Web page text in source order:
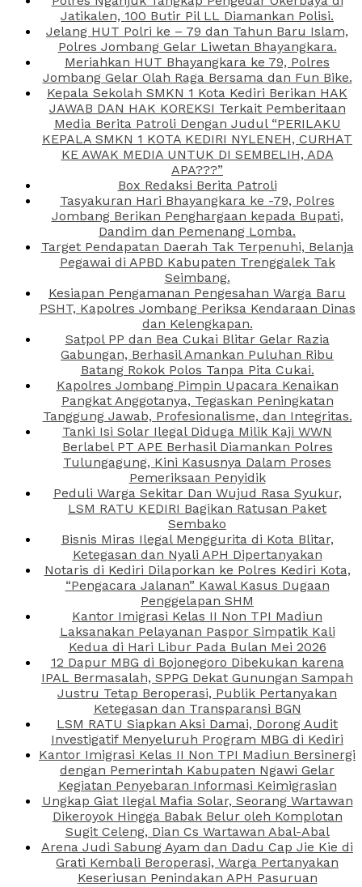
Jatikalen, 100 Butir Pil LL Diamankan Polisi.
Jelang HUT Polri ke – 79 dan Tahun Baru Islam,
Polres Jombang Gelar Liwetan Bhayangkara.
Meriahkan HUT Bhayangkara ke 79, Polres
Jombang Gelar Olah Raga Bersama dan Fun Bike.
Kepala Sekolah SMKN 1 Kota Kediri Berikan HAK
JAWAB DAN HAK KOREKSI Terkait Pemberitaan
Media Berita Patroli Dengan Judul “PERILAKU
KEPALA SMKN 1 KOTA KEDIRI NYLENEH, CURHAT
KE AWAK MEDIA UNTUK DI SEMBELIH, ADA
APA???”
Box Redaksi Berita Patroli
Tasyakuran Hari Bhayangkara ke -79, Polres
Jombang Berikan Penghargaan kepada Bupati,
Dandim dan Pemenang Lomba.
Target Pendapatan Daerah Tak Terpenuhi, Belanja
Pegawai di APBD Kabupaten Trenggalek Tak
Seimbang.
Kesiapan Pengamanan Pengesahan Warga Baru
PSHT, Kapolres Jombang Periksa Kendaraan Dinas
dan Kelengkapan.
Satpol PP dan Bea Cukai Blitar Gelar Razia
Gabungan, Berhasil Amankan Puluhan Ribu
Batang Rokok Polos Tanpa Pita Cukai.
Kapolres Jombang Pimpin Upacara Kenaikan
Pangkat Anggotanya, Tegaskan Peningkatan
Tanggung Jawab, Profesionalisme, dan Integritas.
Tanki Isi Solar Ilegal Diduga Milik Kaji WWN
Berlabel PT APE Berhasil Diamankan Polres
Tulungagung, Kini Kasusnya Dalam Proses
Pemeriksaan Penyidik
Peduli Warga Sekitar Dan Wujud Rasa Syukur,
LSM RATU KEDIRI Bagikan Ratusan Paket
Sembako
Bisnis Miras Ilegal Menggurita di Kota Blitar,
Ketegasan dan Nyali APH Dipertanyakan
Notaris di Kediri Dilaporkan ke Polres Kediri Kota,
“Pengacara Jalanan” Kawal Kasus Dugaan
Penggelapan SHM
Kantor Imigrasi Kelas II Non TPI Madiun
Laksanakan Pelayanan Paspor Simpatik Kali
Kedua di Hari Libur Pada Bulan Mei 2026
12 Dapur MBG di Bojonegoro Dibekukan karena
IPAL Bermasalah, SPPG Dekat Gunungan Sampah
Justru Tetap Beroperasi, Publik Pertanyakan
Ketegasan dan Transparansi BGN
LSM RATU Siapkan Aksi Damai, Dorong Audit
Investigatif Menyeluruh Program MBG di Kediri
Kantor Imigrasi Kelas II Non TPI Madiun Bersinergi
dengan Pemerintah Kabupaten Ngawi Gelar
Kegiatan Penyebaran Informasi Keimigrasian
Ungkap Giat Ilegal Mafia Solar, Seorang Wartawan
Dikeroyok Hingga Babak Belur oleh Komplotan
Sugit Celeng, Dian Cs Wartawan Abal-Abal
Arena Judi Sabung Ayam dan Dadu Cap Jie Kie di
Grati Kembali Beroperasi, Warga Pertanyakan
Keseriusan Penindakan APH Pasuruan